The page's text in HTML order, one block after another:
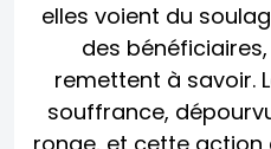
elles voient du
des
remettent à savoir.
souffrance,